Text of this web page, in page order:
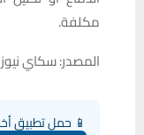
مكلفة.
المصدر: سكاي
📱 حمل تطبيق